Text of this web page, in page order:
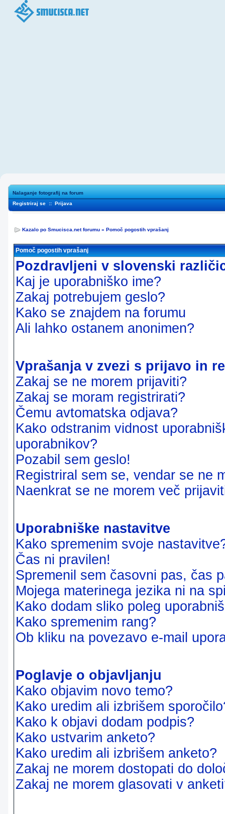
Nalaganje fotografij na forum
Registriraj se :: Prijava
Kazalo po Smucisca.net forumu » Pomoč pogostih vprašanj
Pomoč pogostih vprašanj
Pozdravljeni v slovenski
Kaj je uporabniško ime?
Zakaj potrebujem geslo?
Kako se znajdem na forumu
Ali lahko ostanem anonimen?
Vprašanja v zvezi s prijavo in
Zakaj se ne morem prijaviti?
Zakaj se moram registrirati?
Čemu avtomatska odjava?
Kako odstranim vidnost
uporabnikov?
Pozabil sem geslo!
Registriral sem se, vendar se ne
Naenkrat se ne morem več
Uporabniške nastavitve
Kako spremenim svoje
Čas ni pravilen!
Spremenil sem časovni pas, čas
Mojega materinega jezika ni na
Kako dodam sliko poleg
Kako spremenim rang?
Ob kliku na povezavo e-mail
Poglavje o objavljanju
Kako objavim novo temo?
Kako uredim ali izbrišem
Kako k objavi dodam podpis?
Kako ustvarim anketo?
Kako uredim ali izbrišem anketo?
Zakaj ne morem dostopati do
Zakaj ne morem glasovati v